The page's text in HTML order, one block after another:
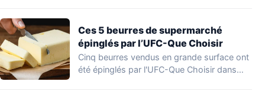
Ces 5 beurres de supermarché
épinglés par l’UFC-Que Choisir
Cinq beurres vendus en grande surface ont
été épinglés par l'UFC-Que Choisir dans